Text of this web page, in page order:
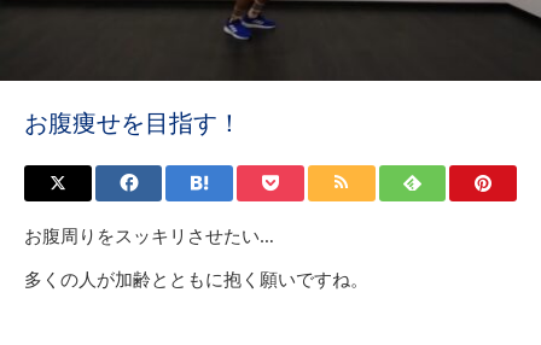
お腹痩せを目指す！
お腹周りをスッキリさせたい…
多くの人が加齢とともに抱く願いですね。